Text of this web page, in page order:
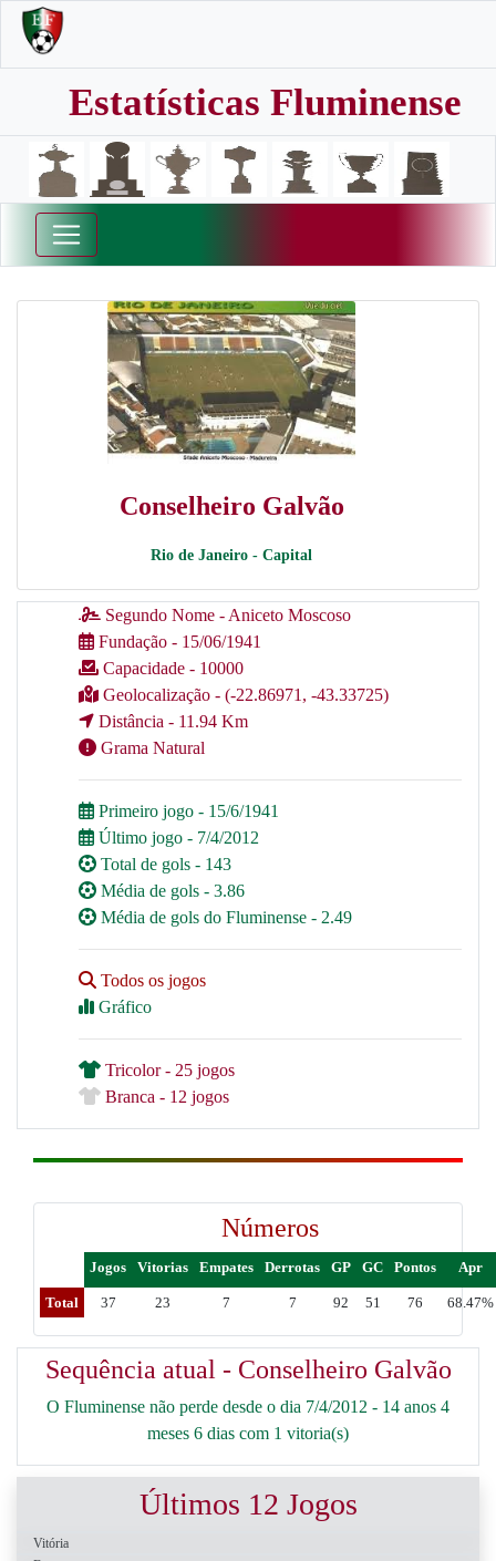
Estatísticas Fluminense
Conselheiro Galvão
Rio de Janeiro - Capital
Segundo Nome - Aniceto Moscoso
Fundação - 15/06/1941
Capacidade - 10000
Geolocalização - (-22.86971, -43.33725)
Distância - 11.94 Km
Grama Natural
Primeiro jogo - 15/6/1941
Último jogo - 7/4/2012
Total de gols - 143
Média de gols - 3.86
Média de gols do Fluminense - 2.49
Todos os jogos
Gráfico
Tricolor - 25 jogos
Branca - 12 jogos
Números
Jogos Vitorias Empates Derrotas GP GC Pontos Apr
Total 37 23 7 7 92 51 76 68.47%
Sequência atual - Conselheiro Galvão
O Fluminense não perde desde o dia 7/4/2012 - 14 anos 4
meses 6 dias com 1 vitoria(s)
Últimos 12 Jogos
Vitória